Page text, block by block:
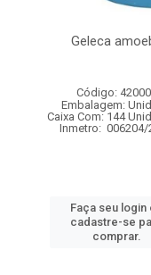
Geleca
Código:
Embalagem:
Caixa Com: 144
Inmetro: 006204/
Faça seu login
cadastre-se
comprar.